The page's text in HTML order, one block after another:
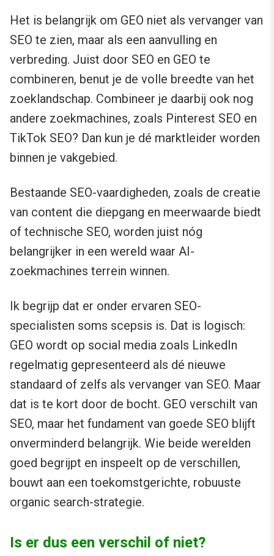
Het is belangrijk om GEO niet als vervanger van
SEO te zien, maar als een aanvulling en
verbreding. Juist door SEO en GEO te
combineren, benut je de volle breedte van het
zoeklandschap. Combineer je daarbij ook nog
andere zoekmachines, zoals Pinterest SEO en
TikTok SEO? Dan kun je dé marktleider worden
binnen je vakgebied.
Bestaande SEO-vaardigheden, zoals de creatie
van content die diepgang en meerwaarde biedt
of technische SEO, worden juist nóg
belangrijker in een wereld waar AI-
zoekmachines terrein winnen.
Ik begrijp dat er onder ervaren SEO-
specialisten soms scepsis is. Dat is logisch:
GEO wordt op social media zoals LinkedIn
regelmatig gepresenteerd als dé nieuwe
standaard of zelfs als vervanger van SEO. Maar
dat is te kort door de bocht. GEO verschilt van
SEO, maar het fundament van goede SEO blijft
onverminderd belangrijk. Wie beide werelden
goed begrijpt en inspeelt op de verschillen,
bouwt aan een toekomstgerichte, robuuste
organic search-strategie.
Is er dus een verschil of niet?